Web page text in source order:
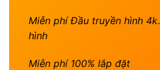
Miễn phí Đầu truyền hình 4k.
hình
Miễn phí 100% lắp đặt